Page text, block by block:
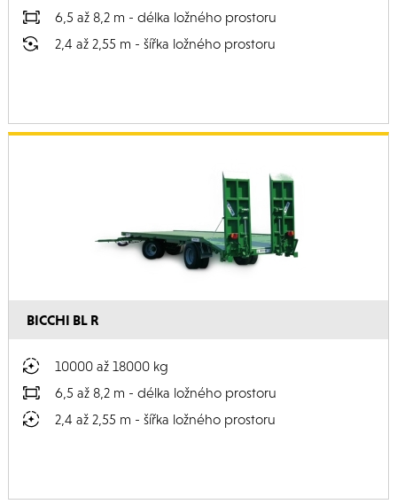
6,5 až 8,2 m - délka ložného prostoru
2,4 až 2,55 m - šířka ložného prostoru
BICCHI BL R
10000 až 18000 kg
6,5 až 8,2 m - délka ložného prostoru
2,4 až 2,55 m - šířka ložného prostoru